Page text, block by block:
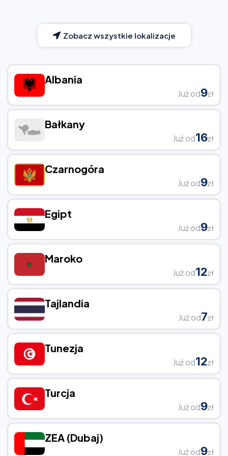
Zobacz wszystkie lokalizacje
Albania
Już od9zł
Bałkany
Już od16zł
Czarnogóra
Już od9zł
Egipt
Już od9zł
Maroko
Już od12zł
Tajlandia
Już od7zł
Tunezja
Już od12zł
Turcja
Już od9zł
ZEA (Dubaj)
Już od9zł